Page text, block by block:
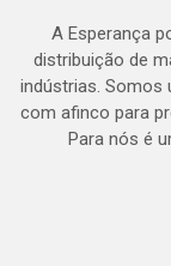
A Esperança
distribuição de
indústrias. Somos
com afinco para
Para nós é